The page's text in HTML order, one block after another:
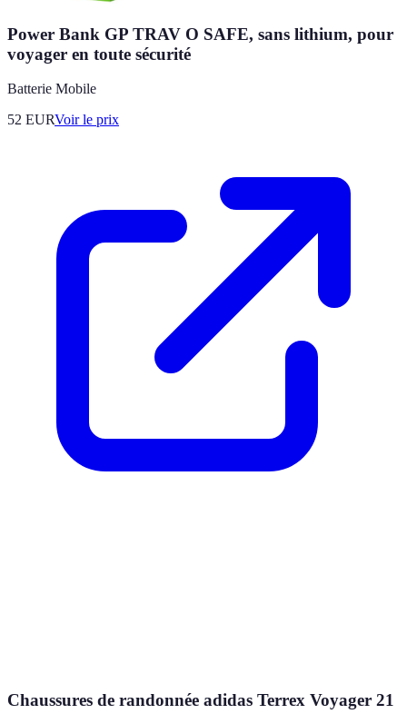
Power Bank GP TRAV O SAFE, sans lithium, pour
voyager en toute sécurité
Batterie Mobile
52 EURVoir le prix
Chaussures de randonnée adidas Terrex Voyager 21